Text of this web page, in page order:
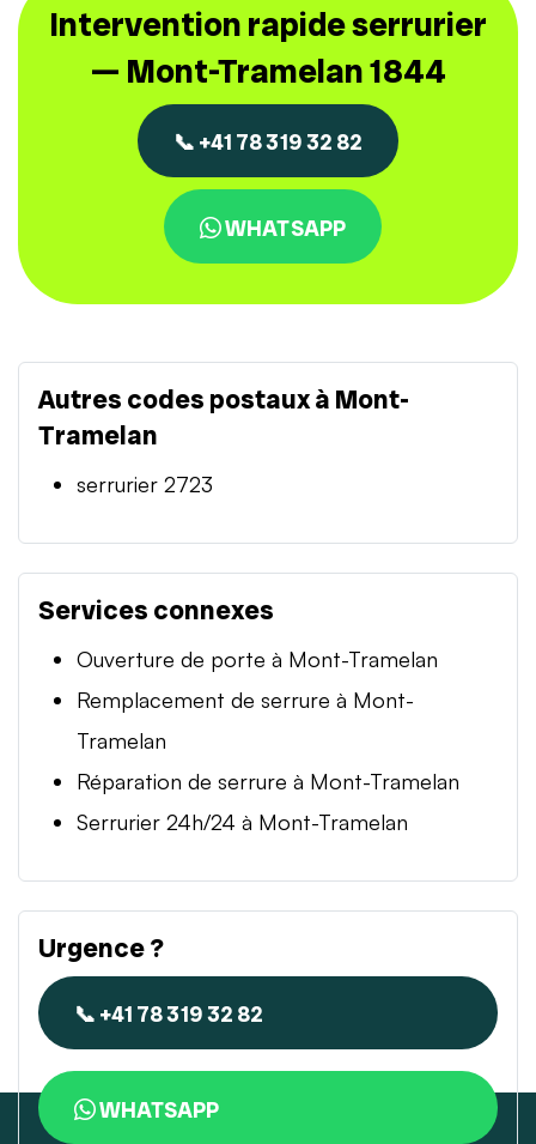
Intervention rapide serrurier
— Mont-Tramelan 1844
📞 +41 78 319 32 82
WHATSAPP
Autres codes postaux à Mont-
Tramelan
serrurier 2723
Services connexes
Ouverture de porte à Mont-Tramelan
Remplacement de serrure à Mont-
Tramelan
Réparation de serrure à Mont-Tramelan
Serrurier 24h/24 à Mont-Tramelan
Urgence ?
📞 +41 78 319 32 82
WHATSAPP